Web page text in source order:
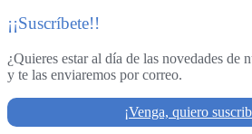
¡¡Suscríbete!!
¿Quieres estar al día de las novedades de
y te las enviaremos por correo.
¡Venga, quiero